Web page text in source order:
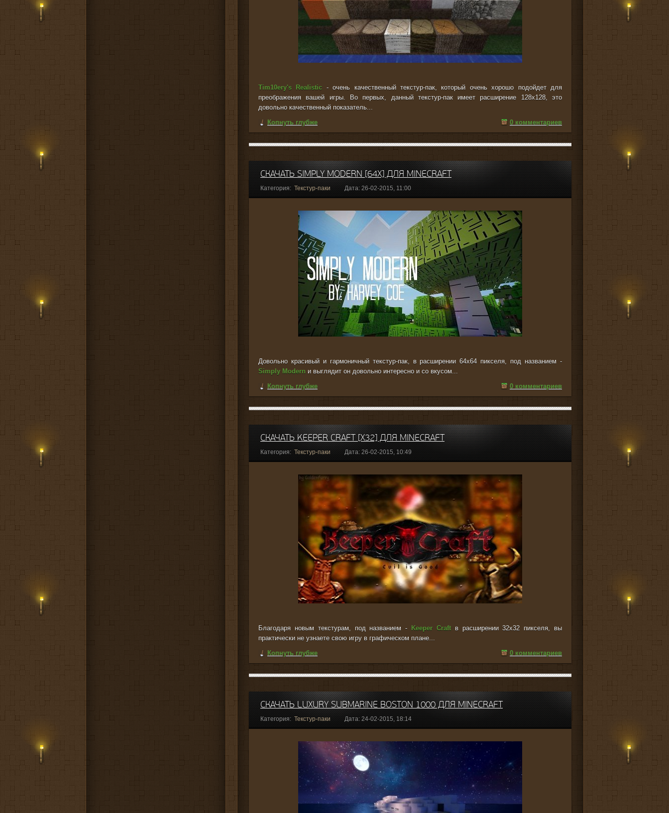
Tim10ery's Realistic - очень качественный текстур-пак, который очень хорошо подойдет для
преображения вашей игры. Во первых, данный текстур-пак имеет расширение 128x128, это
довольно качественный показатель...
Копнуть глубже
0 комментариев
СКАЧАТЬ SIMPLY MODERN [64X] ДЛЯ MINECRAFT
Категория: Текстур-паки Дата: 26-02-2015, 11:00
Довольно красивый и гармоничный текстур-пак, в расширении 64x64 пикселя, под названием -
Simply Modern и выглядит он довольно интересно и со вкусом...
Копнуть глубже
0 комментариев
СКАЧАТЬ KEEPER CRAFT [X32] ДЛЯ MINECRAFT
Категория: Текстур-паки Дата: 26-02-2015, 10:49
Благодаря новым текстурам, под названием - Keeper Craftв расширении 32x32 пикселя, вы
практически не узнаете свою игру в графическом плане...
Копнуть глубже
0 комментариев
СКАЧАТЬ LUXURY SUBMARINE BOSTON 1000 ДЛЯ MINECRAFT
Категория: Текстур-паки Дата: 24-02-2015, 18:14